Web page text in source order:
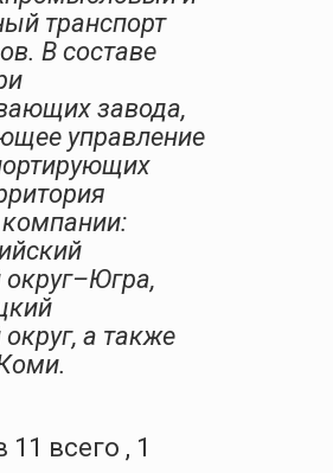
транспорт
В составе
завода,
управление
компании:
а также
всего , 1